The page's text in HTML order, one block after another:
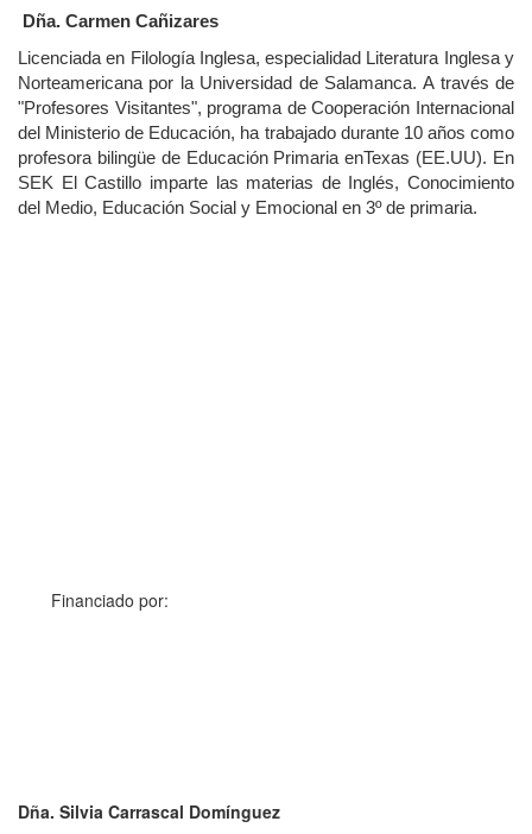
Dña. Carmen Cañizares
Licenciada en Filología Inglesa, especialidad Literatura Inglesa y
Norteamericana por la Universidad de Salamanca.A través de
"Profesores Visitantes", programa de Cooperación Internacional
del Ministerio de Educación, ha trabajado durante 10 años como
profesora bilingüe de Educación Primaria enTexas (EE.UU). En
SEK El Castillo imparte las materias de Inglés, Conocimiento
del Medio, Educación Social y Emocional en 3º de primaria.
Financiado por:
Dña. Silvia Carrascal Domínguez